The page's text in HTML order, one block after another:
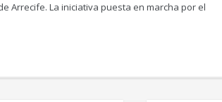
Arrecife. La iniciativa puesta en marcha por el